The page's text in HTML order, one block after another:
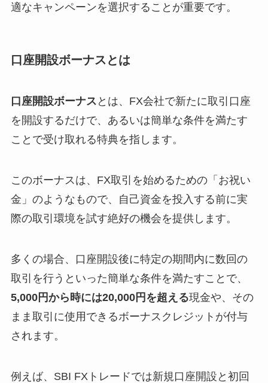
適なキャンペーンを選択することが重要です。
口座開設ボーナスとは
口座開設ボーナス とは、FX会社で新たに取引口座
を開設するだけで、あるいは簡単な条件を満たす
ことで受け取れる特典を指します。
このボーナスは、FX取引を始めるための「お祝い
金」のようなもので、自己資金を投入する前に実
際の取引環境を試す絶好の機会を提供します。
多くの場合、口座開設後に特定の期間内に数回の
取引を行うといった簡単な条件を満たすことで、
5,000円から時には20,000円を超える現金や、その
まま取引に使用できるボーナスクレジットが付与
されます。
例えば、SBI FXトレードでは新規口座開設と初回